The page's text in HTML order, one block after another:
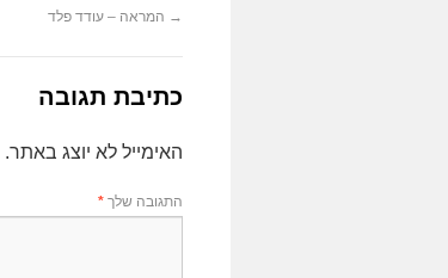
→ המראה – עודד פלד
כתיבת תגובה
האימייל לא יוצג באתר.
התגובה שלך *